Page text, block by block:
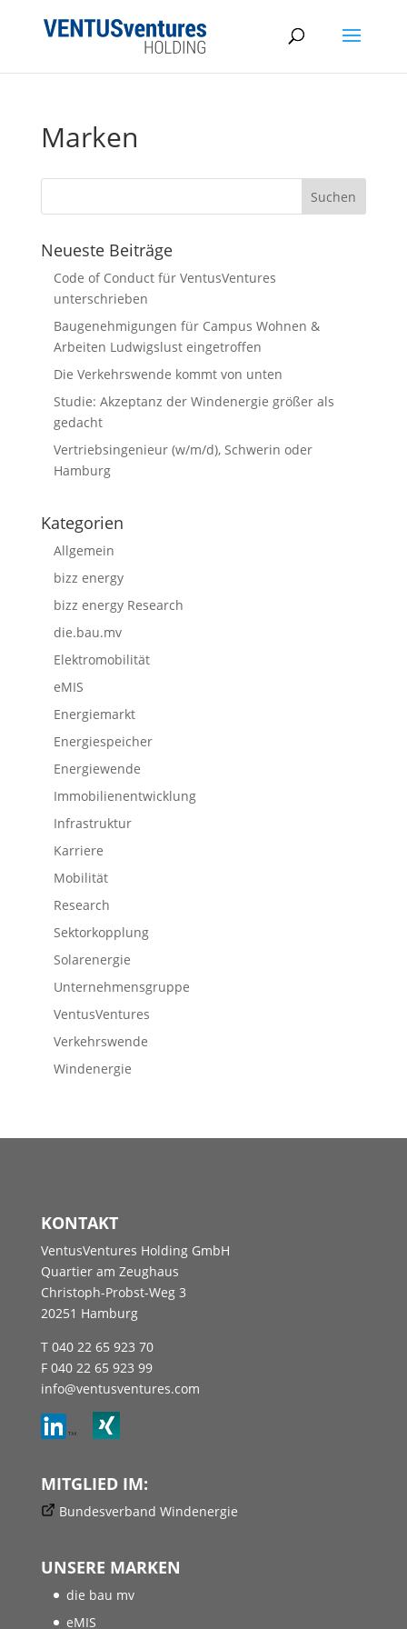
Marken
Neueste Beiträge
Code of Conduct für VentusVentures
unterschrieben
Baugenehmigungen für Campus Wohnen &
Arbeiten Ludwigslust eingetroffen
Die Verkehrswende kommt von unten
Studie: Akzeptanz der Windenergie größer als
gedacht
Vertriebsingenieur (w/m/d), Schwerin oder
Hamburg
Kategorien
Allgemein
bizz energy
bizz energy Research
die.bau.mv
Elektromobilität
eMIS
Energiemarkt
Energiespeicher
Energiewende
Immobilienentwicklung
Infrastruktur
Karriere
Mobilität
Research
Sektorkopplung
Solarenergie
Unternehmensgruppe
VentusVentures
Verkehrswende
Windenergie
KONTAKT
VentusVentures Holding GmbH
Quartier am Zeughaus
Christoph-Probst-Weg 3
20251 Hamburg
T 040 22 65 923 70
F 040 22 65 923 99
info@ventusventures.com
MITGLIED IM:
Bundesverband Windenergie
UNSERE MARKEN
die bau mv
eMIS